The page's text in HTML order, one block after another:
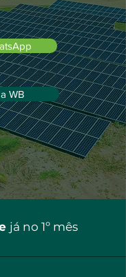
WB
já no 1º mês